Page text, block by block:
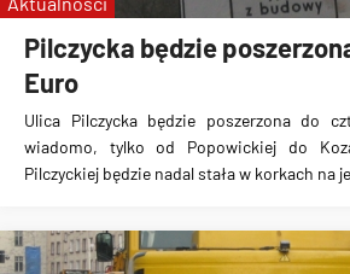
Pilczycka będzie
Euro
Ulica Pilczycka będzie poszerzona do
wiadomo, tylko od Popowickiej do
Pilczyckiej będzie nadal stała w korkach na